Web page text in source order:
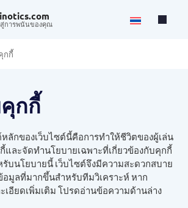
การพนันของคุณ
กกี้
กกี้
ลักของเว็บไซต์นี้คือการทำให้ชีวิตของผู้เล่น
และจัดทำนโยบายเฉพาะที่เกี่ยวข้องกับคุกกี้
บนโยบายนี้ เว็บไซต์จึงมีความสะดวกสบาย
มูลที่มากขึ้นสำหรับทีมวิเคราะห์ หาก
เอียดเพิ่มเติม โปรดอ่านข้อความด้านล่าง